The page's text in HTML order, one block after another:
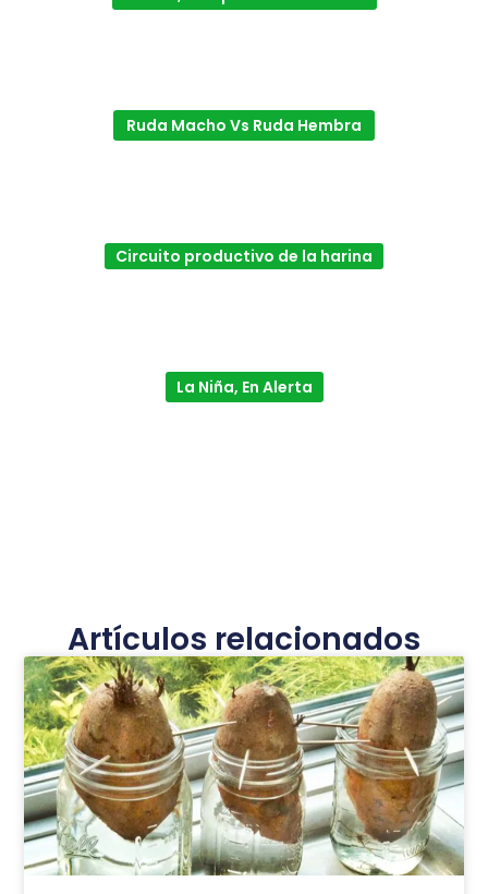
Ruda Macho Vs Ruda Hembra
Circuito productivo de la harina
La Niña, En Alerta
Artículos relacionados